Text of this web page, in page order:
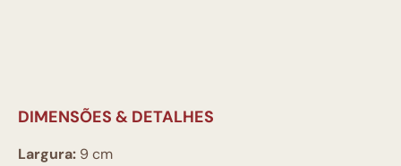
DIMENSÕES & DETALHES
Largura: 9 cm